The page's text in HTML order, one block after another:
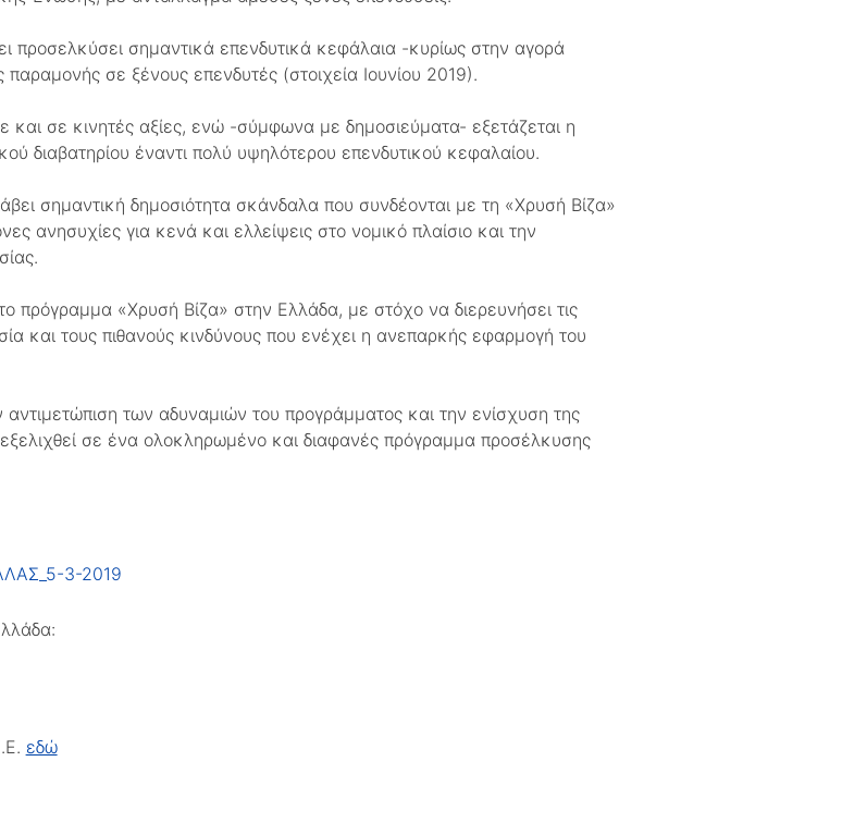
προσελκύσει σημαντικά επενδυτικά κεφάλαια -κυρίως στην αγορά
σε ξένους επενδυτές (στοιχεία Ιουνίου 2019).
και σε κινητές αξίες, ενώ -σύμφωνα με δημοσιεύματα- εξετάζεται η
διαβατηρίου έναντι πολύ υψηλότερου επενδυτικού κεφαλαίου.
σημαντική δημοσιότητα σκάνδαλα που συνδέονται με τη «Χρυσή Βίζα»
ανησυχίες για κενά και ελλείψεις στο νομικό πλαίσιο και την
πρόγραμμα «Χρυσή Βίζα» στην Ελλάδα, με στόχο να διερευνήσει τις
και τους πιθανούς κινδύνους που ενέχει η ανεπαρκής εφαρμογή του
αντιμετώπιση των αδυναμιών του προγράμματος και την ενίσχυση της
σε ένα ολοκληρωμένο και διαφανές πρόγραμμα προσέλκυσης
3-2019
εδώ